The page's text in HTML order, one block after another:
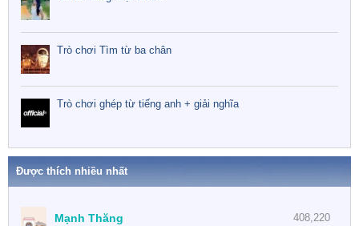
Trò chơi Tìm từ ba chân
Trò chơi ghép từ tiếng anh + giải nghĩa
Được thích nhiều nhất
408,220
Mạnh Thăng